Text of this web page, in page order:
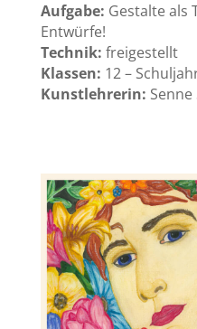
Aufgabe: Gestalte als
Entwürfe!
Technik: freigestellt
Klassen: 12 –
Kunstlehrerin: